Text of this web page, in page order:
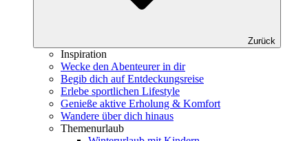
Zurück
Inspiration
Wecke den Abenteurer in dir
Begib dich auf Entdeckungsreise
Erlebe sportlichen Lifestyle
Genieße aktive Erholung & Komfort
Wandere über dich hinaus
Themenurlaub